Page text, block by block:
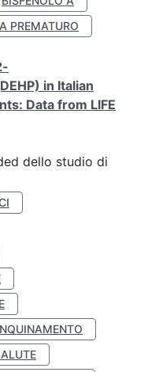
PREMATURO
in Italian
Data from LIFE
dello studio di